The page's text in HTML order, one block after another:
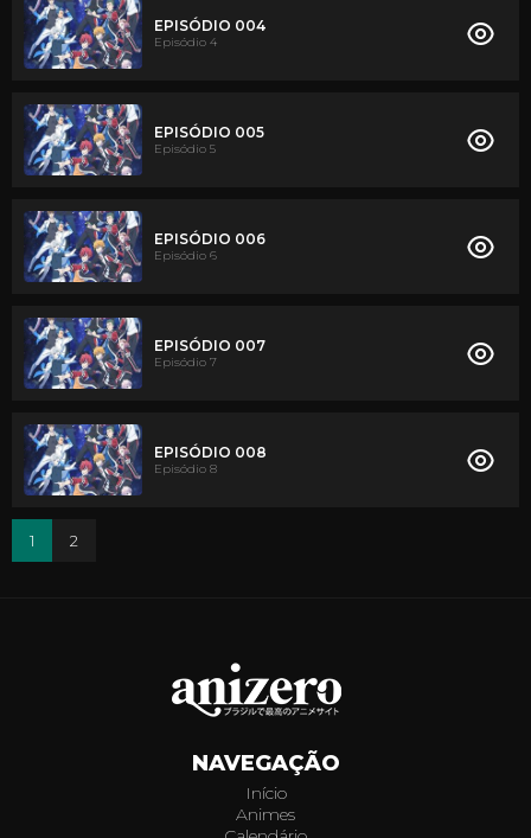
EPISÓDIO 004
Episódio 4
EPISÓDIO 005
Episódio 5
EPISÓDIO 006
Episódio 6
EPISÓDIO 007
Episódio 7
EPISÓDIO 008
Episódio 8
1 2
NAVEGAÇÃO
Início
Animes